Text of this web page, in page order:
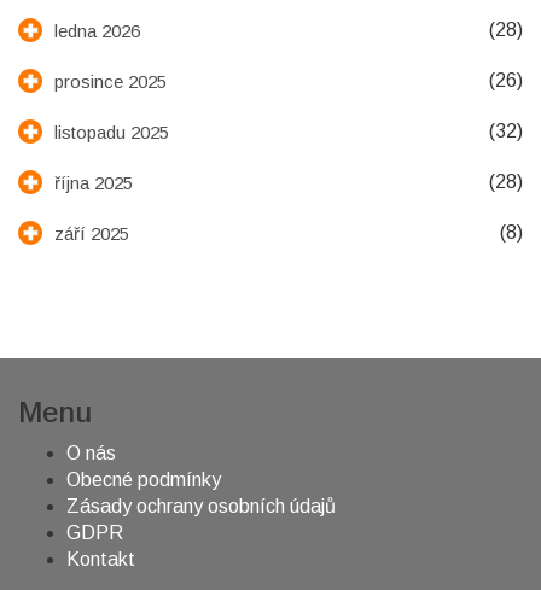
ledna 2026 (28)
prosince 2025 (26)
listopadu 2025 (32)
října 2025 (28)
září 2025 (8)
Menu
O nás
Obecné podmínky
Zásady ochrany osobních údajů
GDPR
Kontakt